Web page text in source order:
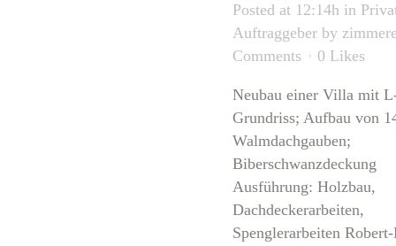
Posted at 12:14h in
Auftraggeber by
Comments
0 Likes
Neubau einer Villa mit
Grundriss; Aufbau von
Walmdachgauben;
Biberschwanzdeckung
Ausführung: Holzbau,
Dachdeckerarbeiten,
Spenglerarbeiten